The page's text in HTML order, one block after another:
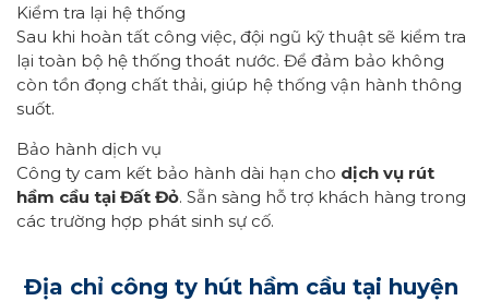
Kiểm tra lại hệ thống
Sau khi hoàn tất công việc, đội ngũ kỹ thuật sẽ kiểm tra
lại toàn bộ hệ thống thoát nước. Để đảm bảo không
còn tồn đọng chất thải, giúp hệ thống vận hành thông
suốt.
Bảo hành dịch vụ
Công ty cam kết bảo hành dài hạn cho dịch vụ rút
hầm cầu tại Đất Đỏ. Sẵn sàng hỗ trợ khách hàng trong
các trường hợp phát sinh sự cố.
Địa chỉ công ty hút hầm cầu tại huyện